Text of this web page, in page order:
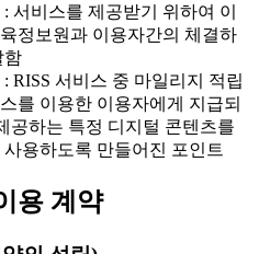
서비스를 제공받기 위하여 이
정보원과 이용자간의 체결하
함
RISS 서비스 중 마일리지 적립
를 이용한 이용자에게 지급되
공하는 특정 디지털 콘텐츠를
용하도록 만들어진 포인트
용 계약